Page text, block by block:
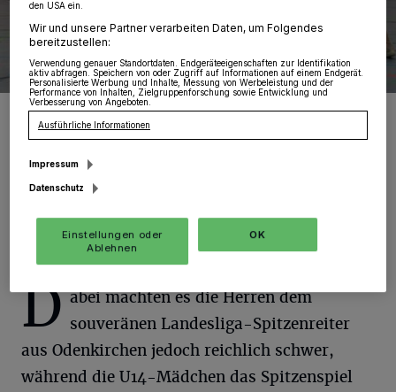
In der Mitte im weißen Trikot mit der Nummer 1 Samuel Hebben von
den Scorpions, der es hier gleich mit fünf Akteuren des
Tabellenführers aus Odenkirchen aufnimmt, beobachtet von seinen
(rechts).
Foto: Norbert John
D abei machten es die Herren dem
souveränen Landesliga-Spitzenreiter
aus Odenkirchen jedoch reichlich schwer,
während die U14-Mädchen das Spitzenspiel
den USA ein.
Wir und unsere Partner verarbeiten Daten, um Folgendes
bereitzustellen:
Verwendung genauer Standortdaten. Endgeräteeigenschaften zur Identifikation
aktiv abfragen. Speichern von oder Zugriff auf Informationen auf einem Endgerät.
Personalisierte Werbung und Inhalte, Messung von Werbeleistung und der
Performance von Inhalten, Zielgruppenforschung sowie Entwicklung und
Verbesserung von Angeboten.
Ausführliche Informationen
Impressum
Datenschutz
Einstellungen oder
Ablehnen
OK